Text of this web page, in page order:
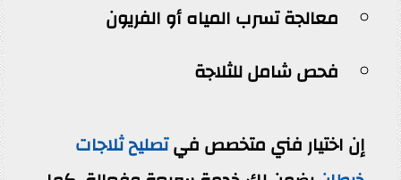
معالجة تسرب المياه أو الفريون
فحص شامل للثلاجة
إن اختيار فني متخصص فيتصليح ثلاجات